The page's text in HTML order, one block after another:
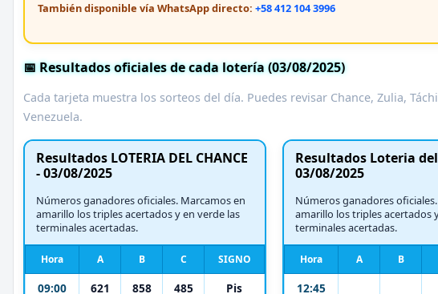
También disponible vía WhatsApp directo: +58 412 104 3996
📅 Resultados oficiales de cada lotería (03/08/2025)
Cada tarjeta muestra los sorteos del día. Puedes revisar Chance, Zulia,
Venezuela.
Resultados LOTERIA DEL CHANCE
- 03/08/2025
Números ganadores oficiales. Marcamos en
amarillo los triples acertados y en verde las
terminales acertadas.
Hora A B C SIGNO
09:00 621 858 485 Pis
Resultados Loteria
03/08/2025
Números ganadores
amarillo los triples acertados
terminales acertadas.
Hora A B
12:45